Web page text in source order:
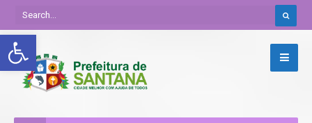
Abrir a barra de ferramentas